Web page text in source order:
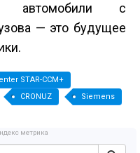
автомобили с
— это будущее
STAR-CCM+
CRONUZ
Siemens
метрика